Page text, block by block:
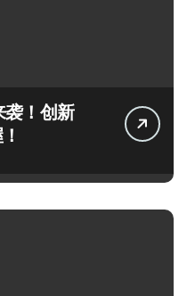
袭！创新